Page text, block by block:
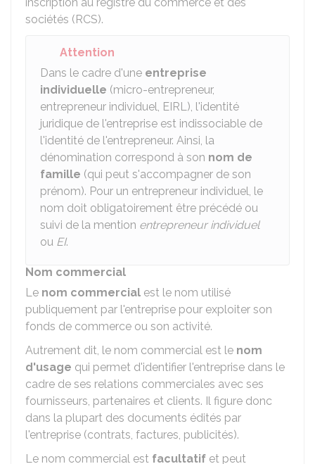
sociétés (RCS).
Attention
Dans le cadre d'une entreprise
individuelle (micro-entrepreneur,
entrepreneur individuel, EIRL), l'identité
juridique de l'entreprise est indissociable de
l'identité de l'entrepreneur. Ainsi, la
dénomination correspond à son nom de
famille (qui peut s'accompagner de son
prénom). Pour un entrepreneur individuel, le
nom doit obligatoirement être précédé ou
suivi de la mention entrepreneur individuel
ou EI.
Nom commercial
Le nom commercial est le nom utilisé
publiquement par l'entreprise pour exploiter son
fonds de commerce ou son activité.
Autrement dit, le nom commercial est le nom
d'usage qui permet d'identifier l'entreprise dans le
cadre de ses relations commerciales avec ses
fournisseurs, partenaires et clients. Il figure donc
dans la plupart des documents édités par
l'entreprise (contrats, factures, publicités).
Le nom commercial est facultatif et peut